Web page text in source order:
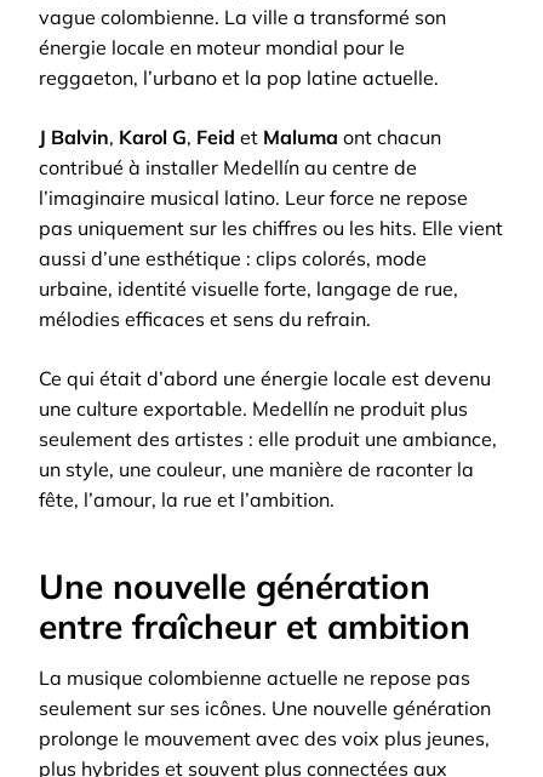
vague colombienne. La ville a transformé son
énergie locale en moteur mondial pour le
reggaeton, l’urbano et la pop latine actuelle.
J Balvin, Karol G, Feid et Maluma ont chacun
contribué à installer Medellín au centre de
l’imaginaire musical latino. Leur force ne repose
pas uniquement sur les chiffres ou les hits. Elle vient
aussi d’une esthétique : clips colorés, mode
urbaine, identité visuelle forte, langage de rue,
mélodies efficaces et sens du refrain.
Ce qui était d’abord une énergie locale est devenu
une culture exportable. Medellín ne produit plus
seulement des artistes : elle produit une ambiance,
un style, une couleur, une manière de raconter la
fête, l’amour, la rue et l’ambition.
Une nouvelle génération
entre fraîcheur et ambition
La musique colombienne actuelle ne repose pas
seulement sur ses icônes. Une nouvelle génération
prolonge le mouvement avec des voix plus jeunes,
plus hybrides et souvent plus connectées aux